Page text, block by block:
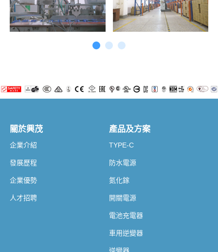
關於興茂
企業介紹
發展歷程
企業優勢
人才招聘
產品及方案
TYPE-C
防水電源
氮化鎵
開關電源
電池充電器
車用逆變器